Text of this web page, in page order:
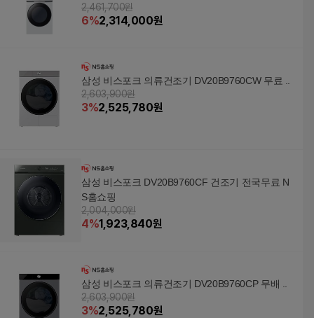
2,461,700원
6%2,314,000원
삼성 비스포크 의류건조기 DV20B9760CW 무료 ..
2,603,900원
3%2,525,780원
삼성 비스포크 DV20B9760CF 건조기 전국무료 N
S홈쇼핑
2,004,000원
4%1,923,840원
삼성 비스포크 의류건조기 DV20B9760CP 무배 ..
2,603,900원
3%2,525,780원